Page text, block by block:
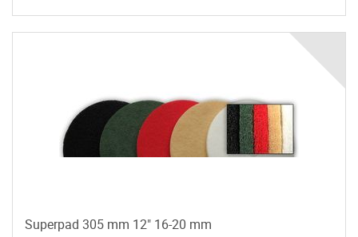
Superpad 305 mm 12" 16-20 mm